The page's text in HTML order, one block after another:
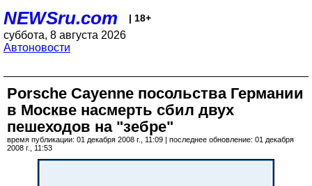
NEWSru.com | 18+
суббота, 8 августа 2026
Автоновости
Porsche Cayenne посольства Германии
в Москве насмерть сбил двух
пешеходов на "зебре"
время публикации: 01 декабря 2008 г., 11:09 | последнее обновление: 01 декабря
2008 г., 11:53